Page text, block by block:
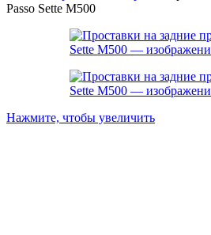
Passo Sette M500
Нажмите, чтобы увеличить